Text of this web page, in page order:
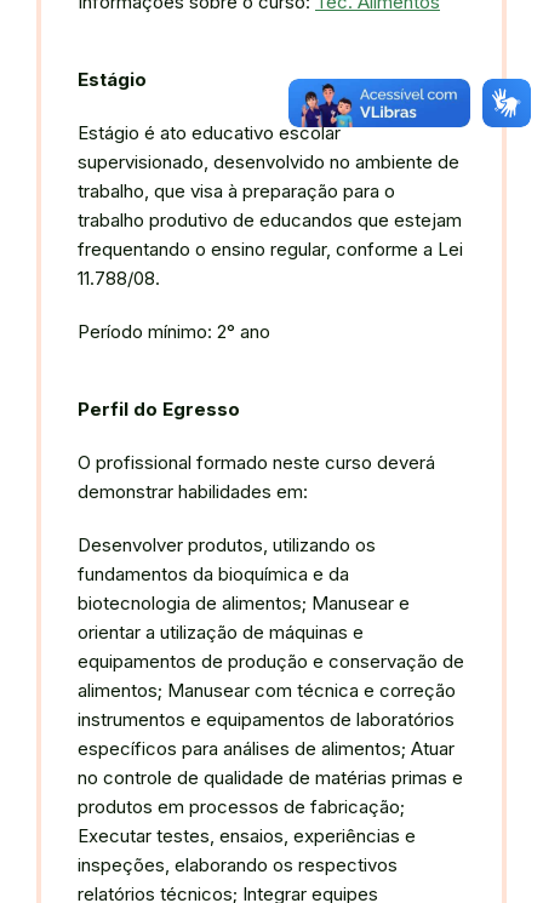
Estágio
Estágio é ato educativo escolar
supervisionado, desenvolvido no ambiente de
trabalho, que visa à preparação para o
trabalho produtivo de educandos que estejam
frequentando o ensino regular, conforme a Lei
11.788/08.
Período mínimo: 2° ano
Perfil do Egresso
O profissional formado neste curso deverá
demonstrar habilidades em:
Desenvolver produtos, utilizando os
fundamentos da bioquímica e da
biotecnologia de alimentos; Manusear e
orientar a utilização de máquinas e
equipamentos de produção e conservação de
alimentos; Manusear com técnica e correção
instrumentos e equipamentos de laboratórios
específicos para análises de alimentos; Atuar
no controle de qualidade de matérias primas e
produtos em processos de fabricação;
Executar testes, ensaios, experiências e
inspeções, elaborando os respectivos
relatórios técnicos; Integrar equipes